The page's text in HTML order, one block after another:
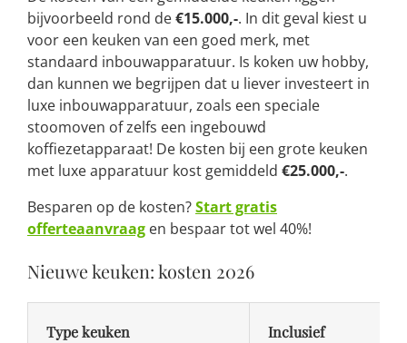
bijvoorbeeld rond de€15.000,-. In dit geval kiest u
voor een keuken van een goed merk, met
standaard inbouwapparatuur. Is koken uw hobby,
dan kunnen we begrijpen dat u liever investeert in
luxe inbouwapparatuur, zoals een speciale
stoomoven of zelfs een ingebouwd
koffiezetapparaat! De kosten bij een grote keuken
met luxe apparatuur kost gemiddeld €25.000,-.
Besparen op de kosten?Start gratis
offerteaanvraag en bespaar tot wel 40%!
Nieuwe keuken: kosten 2026
Type keuken Inclusief